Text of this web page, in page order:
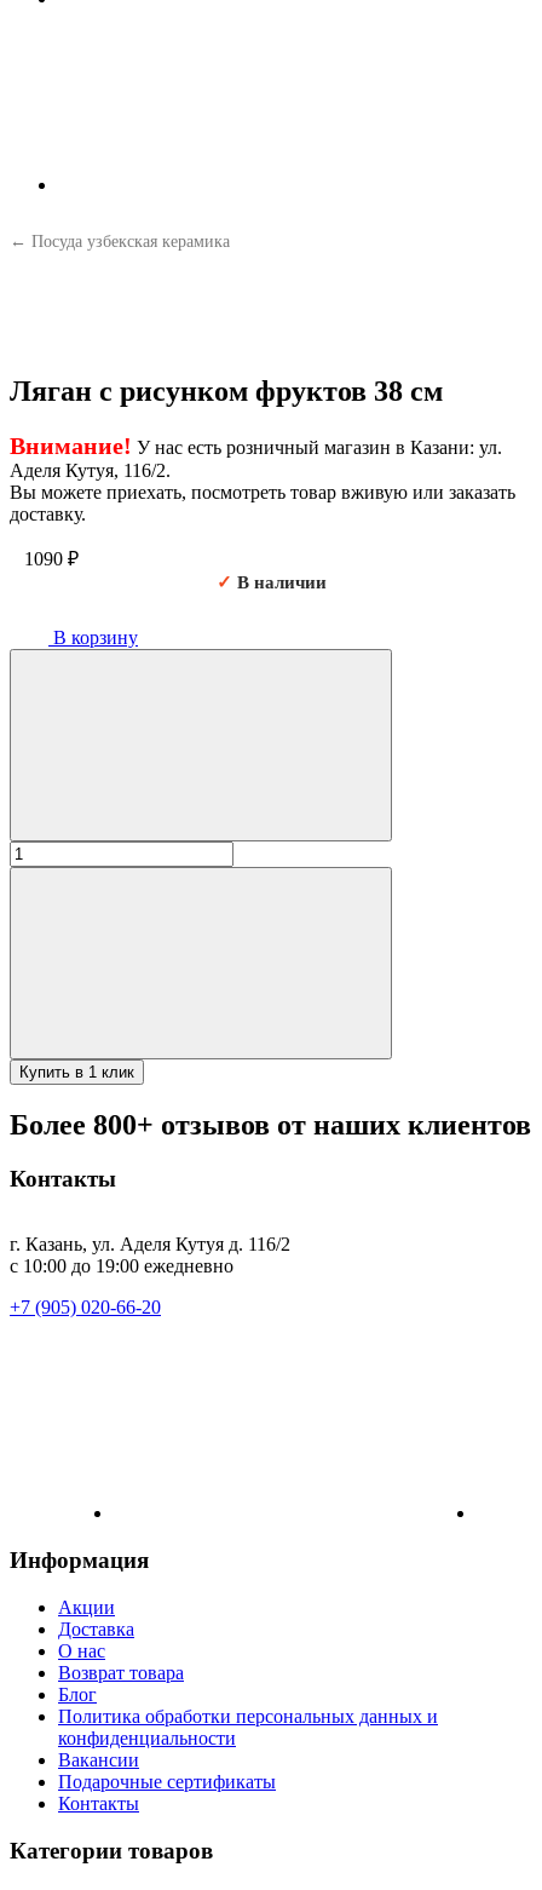
← Посуда узбекская керамика
Ляган с рисунком фруктов 38 см
Внимание! У нас есть розничный магазин в Казани: ул.
Аделя Кутуя, 116/2.
Вы можете приехать, посмотреть товар вживую или заказать
доставку.
1090 ₽
✓ В наличии
В корзину
Количество
товара
Купить в 1 клик
Более 800+ отзывов от наших клиентов
Контакты
г. Казань, ул. Аделя Кутуя д. 116/2
с 10:00 до 19:00 ежедневно
+7 (905) 020-66-20
Информация
Акции
Доставка
О нас
Возврат товара
Блог
Политика обработки персональных данных и
конфиденциальности
Вакансии
Подарочные сертификаты
Контакты
Категории товаров